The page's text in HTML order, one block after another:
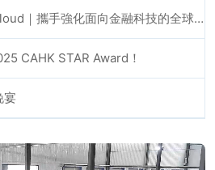
eSign.AI × Alibaba Cloud｜攜手強化面向金融科技的全球數位信任
CAHK STAR Award！
宴